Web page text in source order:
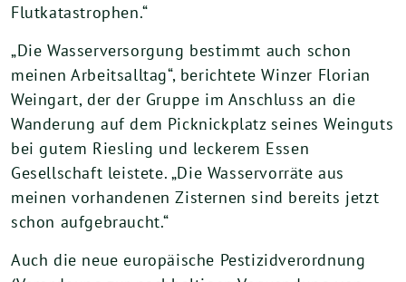
Flutkatastrophen.“
„Die Wasserversorgung bestimmt auch schon
meinen Arbeitsalltag“, berichtete Winzer Florian
Weingart, der der Gruppe im Anschluss an die
Wanderung auf dem Picknickplatz seines Weinguts
bei gutem Riesling und leckerem Essen
Gesellschaft leistete. „Die Wasservorräte aus
meinen vorhandenen Zisternen sind bereits jetzt
schon aufgebraucht.“
Auch die neue europäische Pestizidverordnung